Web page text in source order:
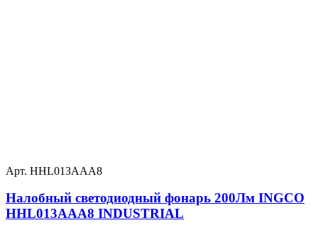
Арт. HHL013AAA8
Налобный светодиодный фонарь 200Лм INGCO
HHL013AAA8 INDUSTRIAL